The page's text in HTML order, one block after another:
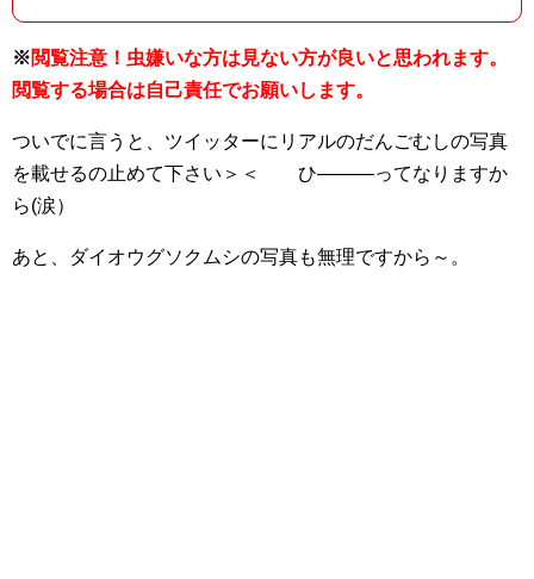
※閲覧注意！虫嫌いな方は見ない方が良いと思われます。
閲覧する場合は自己責任でお願いします。
ついでに言うと、ツイッターにリアルのだんごむしの写真
を載せるの止めて下さい＞＜ ひ―――ってなりますか
ら(涙）
あと、ダイオウグソクムシの写真も無理ですから～。